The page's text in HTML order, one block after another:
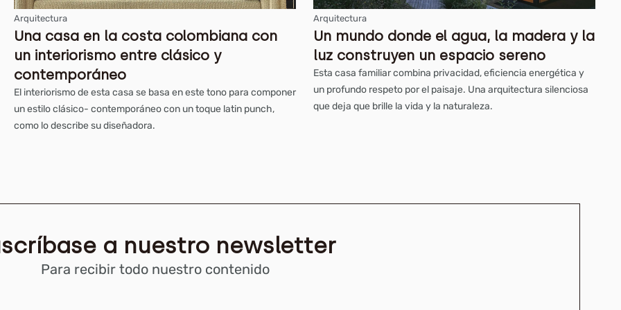
Arquitectura
Una casa en la costa colombiana con
un interiorismo entre clásico y
contemporáneo
El interiorismo de esta casa se basa en este tono para componer
un estilo clásico- contemporáneo con un toque latin punch,
como lo describe su diseñadora.
Arquitectura
Un mundo donde el agua, la madera y la
luz construyen un espacio sereno
Esta casa familiar combina privacidad, eficiencia energética y
un profundo respeto por el paisaje. Una arquitectura silenciosa
que deja que brille la vida y la naturaleza.
a nuestro newsletter
Para recibir todo nuestro contenido